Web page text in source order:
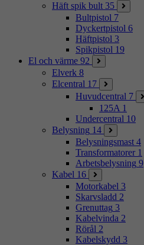
Häft spik bult 35
Bultpistol 7
Dyckertpistol 6
Häftpistol 3
Spikpistol 19
El och värme 92
Elverk 8
Elcentral 17
Huvudcentral 7
125A 1
Undercentral 10
Belysning 14
Belysningsmast 4
Transformatorer 1
Arbetsbelysning 9
Kabel 16
Motorkabel 3
Skarvsladd 2
Grenuttag 3
Kabelvinda 2
Rörål 2
Kabelskydd 3